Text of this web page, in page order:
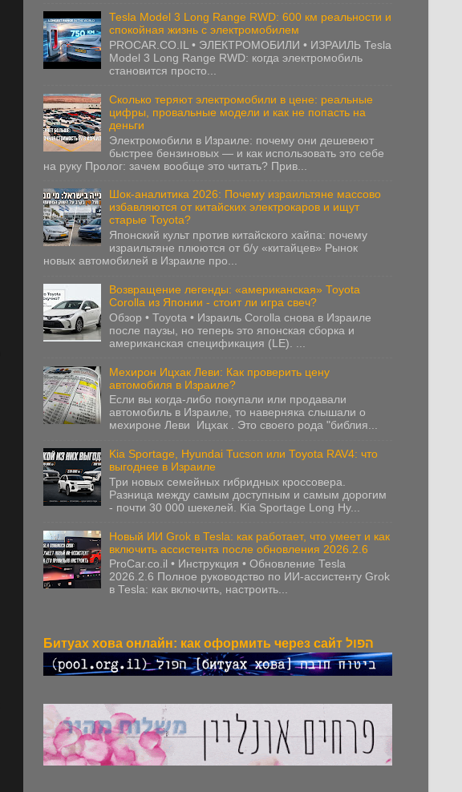
Tesla Model 3 Long Range RWD: 600 км реальности и
спокойная жизнь с электромобилем
PROCAR.CO.IL • ЭЛЕКТРОМОБИЛИ • ИЗРАИЛЬ Tesla
Model 3 Long Range RWD: когда электромобиль
становится просто...
Сколько теряют электромобили в цене: реальные
цифры, провальные модели и как не попасть на
деньги
Электромобили в Израиле: почему они дешевеют
быстрее бензиновых — и как использовать это себе
на руку Пролог: зачем вообще это читать? Прив...
Шок-аналитика 2026: Почему израильтяне массово
избавляются от китайских электрокаров и ищут
старые Toyota?
Японский культ против китайского хайпа: почему
израильтяне плюются от б/у «китайцев» Рынок
новых автомобилей в Израиле про...
Возвращение легенды: «американская» Toyota
Corolla из Японии - стоит ли игра свеч?
Обзор • Toyota • Израиль Corolla снова в Израиле
после паузы, но теперь это японская сборка и
американская спецификация (LE). ...
Мехирон Ицхак Леви: Как проверить цену
автомобиля в Израиле?
Если вы когда-либо покупали или продавали
автомобиль в Израиле, то наверняка слышали о
мехироне Леви Ицхак . Это своего рода "библия...
Kia Sportage, Hyundai Tucson или Toyota RAV4: что
выгоднее в Израиле
Три новых семейных гибридных кроссовера.
Разница между самым доступным и самым дорогим
- почти 30 000 шекелей. Kia Sportage Long Hy...
Новый ИИ Grok в Tesla: как работает, что умеет и как
включить ассистента после обновления 2026.2.6
ProCar.co.il • Инструкция • Обновление Tesla
2026.2.6 Полное руководство по ИИ-ассистенту Grok
в Tesla: как включить, настроить...
Битуах хова онлайн: как оформить через сайт הפול